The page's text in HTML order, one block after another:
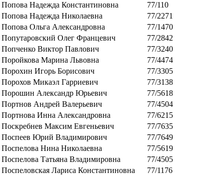
Попова Надежда Константиновна
77/110
Попова Надежда Николаевна
77/2271
Попова Ольга Александровна
77/1470
Попутаровский Олег Францевич
77/2842
Попченко Виктор Павлович
77/3240
Поройкова Марина Львовна
77/4474
Порохин Игорь Борисович
77/3305
Порохов Микаэл Гарриевич
77/3138
Порошин Александр Юрьевич
77/5618
Портнов Андрей Валерьевич
77/4504
Портнова Инна Александровна
77/6215
Поскребнев Максим Евгеньевич
77/7635
Поспеев Юрий Владимирович
77/7649
Поспелова Нина Николаевна
77/5619
Поспелова Татьяна Владимировна
77/4505
Поспеловская Лариса Константиновна
77/1176